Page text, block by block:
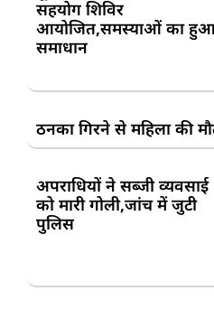
सहयोग शिविर
आयोजित,समस्याओं का
समाधान
ठनका गिरने से महिला की
अपराधियों ने सब्जी व्यवसाई
को मारी गोली,जांच में जुटी
पुलिस